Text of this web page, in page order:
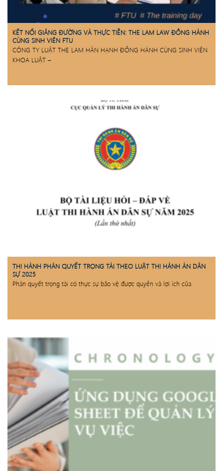
KẾT NỐI GIẢNG ĐƯỜNG VÀ THỰC TIỄN: THE LAM LAW ĐỒNG HÀNH
CÙNG SINH VIÊN FTU
CÔNG TY LUẬT THE LAM HÂN HẠNH ĐỒNG HÀNH CÙNG SINH VIÊN
KHOA LUẬT –
THI HÀNH PHÁN QUYẾT TRỌNG TÀI THEO LUẬT THI HÀNH ÁN DÂN
SỰ 2025
Phán quyết trọng tài có thực sự bảo vệ được quyền và lợi ích của